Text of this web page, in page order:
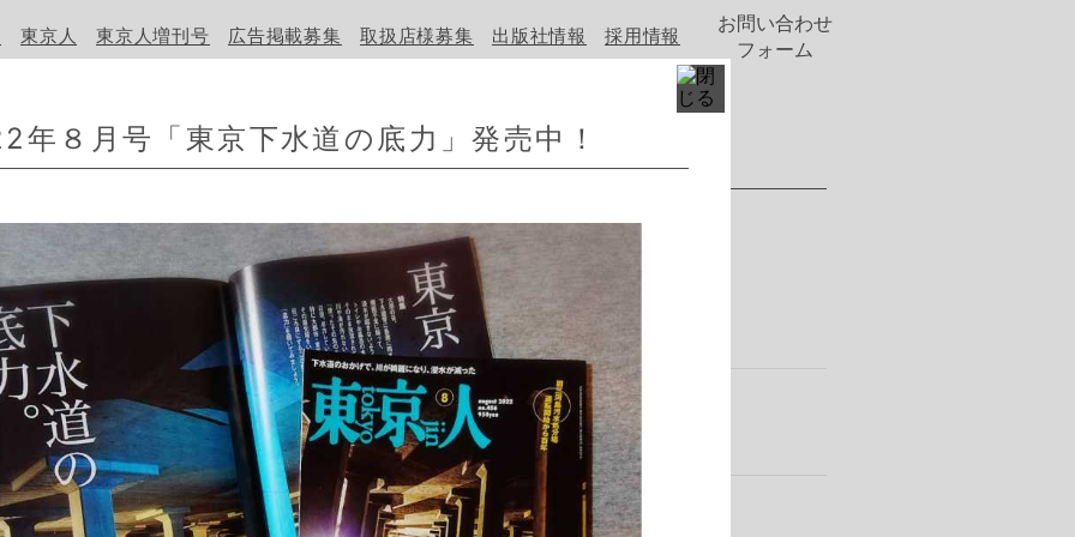
東京人 東京人増刊号 広告掲載募集 取扱店様募集 出版社情報 採用情報
お問い合わせ
フォーム
2026年9月号
9号 特集「平成建築 ロマンと野心の時代」本日発売！
号 特集「誕生60年 ウルトラマンと東京」本日発売です！
年８月号「東京下水道の底力」発売中！